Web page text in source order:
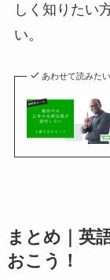
しく知りたい
い。
あわせて読みたい
まとめ｜英
おこう！